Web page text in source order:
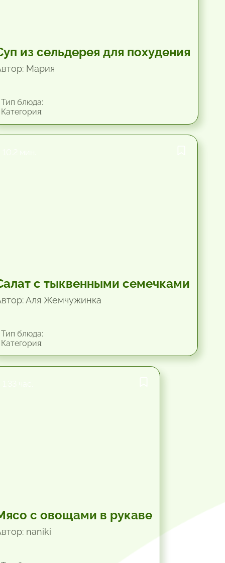
из сельдерея для похудения
Мария
блюда:
с тыквенными семечками
Аля Жемчужинка
блюда:
с овощами в рукаве
naniki